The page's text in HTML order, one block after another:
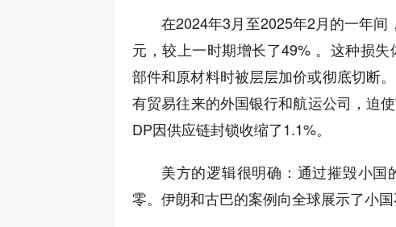
在2024年3月至2025年2月的一年
元，较上一时期增长了49% 。这种损
部件和原材料时被层层加价或彻底切断
有贸易往来的外国银行和航运公司，迫
DP因供应链封锁收缩了1.1%。
美方的逻辑很明确：通过摧毁小
零。伊朗和古巴的案例向全球展示了小